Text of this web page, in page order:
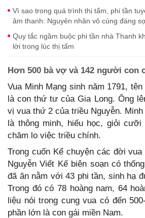
Vì sao trong quá trình thị tẩm, phi tần
âm thanh: Nguyên nhân vô cùng đáng
Quy tắc ngầm buộc phi tần nhà Thanh
lời trong lúc thị tẩm
Hơn 500 bà vợ và 142 người con
Vua Minh Mạng sinh năm 1791,
là con thứ tư của Gia Long. Ông
vị vua thứ 2 của triều Nguyễn.
là thông minh, hiếu học, giỏi cưỡi
chăm lo việc triều chính.
Trong cuốn Kể chuyện các đời vua
Nguyễn Viết Kế biên soạn có
đã ăn nằm với 43 phi tần, sinh hạ
Trong đó có 78 hoàng nam, 64
liệu nói trong cung vua có đến
phần lớn là con gái miền Nam.